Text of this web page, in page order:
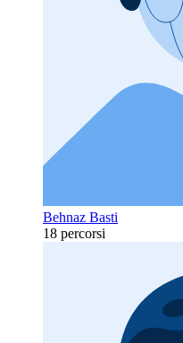
Behnaz Basti
18 percorsi